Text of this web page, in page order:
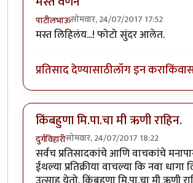
पाटीलभाऊसोमवार, 24/07/2017 17:52
मस्त लिहिलंय...! फोटो सुंदर आलेत.
प्रतिसाद देण्यासाठीलॉग इन कराकिंवा
किंबहुणा मि.पा.चा मी ऋणी राहिन.
दुर्गविहारीसोमवार, 24/07/2017 18:22
सर्वच प्रतिसादकांचे आणि वाचकांचे
ईथल्या प्रतिक्रीया वाचल्या कि नवा धागा